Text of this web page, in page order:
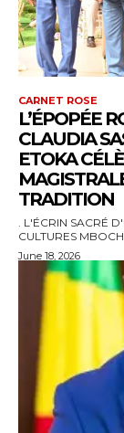
CARNET ROSE
L’ÉPOPÉE
CLAUDIA
ETOKA
TRADITION
June 18, 2026